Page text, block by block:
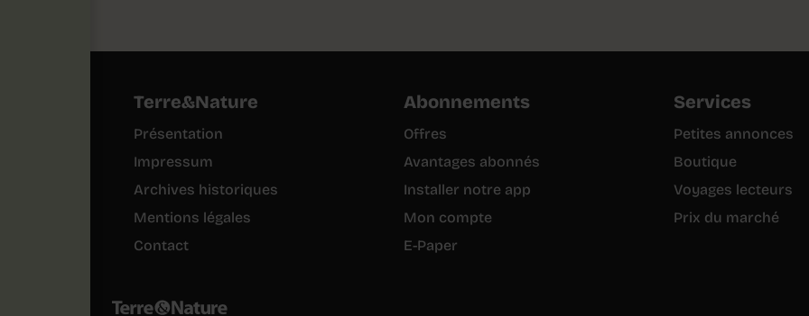
Terre&Nature
Présentation
Impressum
Archives historiques
Mentions légales
Contact
Abonnements
Offres
Avantages abonnés
Installer notre app
Mon compte
E-Paper
Services
Petites annonces
Boutique
Voyages lecteurs
Prix du marché